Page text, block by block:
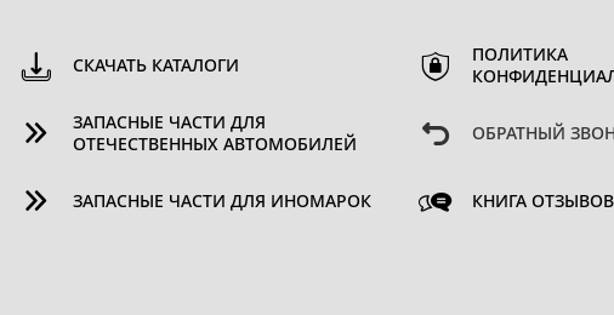
СКАЧАТЬ КАТАЛОГИ
ЗАПАСНЫЕ ЧАСТИ ДЛЯ
ОТЕЧЕСТВЕННЫХ АВТОМОБИЛЕЙ
ЗАПАСНЫЕ ЧАСТИ ДЛЯ ИНОМАРОК
ПОЛИТИКА
ОБРАТНЫЙ
КНИГА